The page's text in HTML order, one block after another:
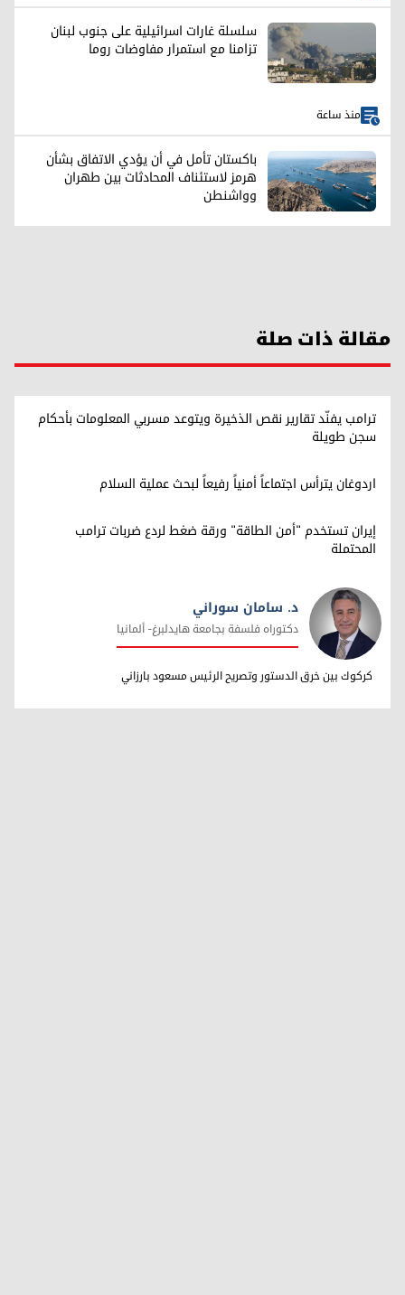
سلسلة غارات اسرائيلية على جنوب لبنان
تزامنا مع استمرار مفاوضات روما
منذ ساعة
باكستان تأمل في أن يؤدي الاتفاق بشأن
هرمز لاستئناف المحادثات بين طهران
وواشنطن
مقالة ذات صلة
ترامب يفنّد تقارير نقص الذخيرة ويتوعد مسربي المعلومات بأحكام
سجن طويلة
اردوغان يترأس اجتماعاً أمنياً رفيعاً لبحث عملية السلام
إيران تستخدم "أمن الطاقة" ورقة ضغط لردع ضربات ترامب
المحتملة
د. سامان سوراني
د. سامان سوراني
دکتوراه فلسفة بجامعة هایدلبرغ- ألمانیا
کرکوك بین خرق الدستور وتصریح الرئیس مسعود بارزاني